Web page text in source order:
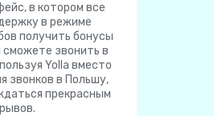
в котором все
в режиме
получить бонусы
сможете звонить в
Yolla вместо
звонков в Польшу,
прекрасным